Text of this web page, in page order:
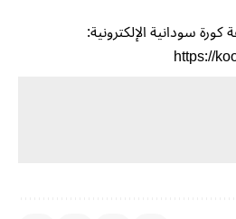
سودانية الإلكترونية:
https://